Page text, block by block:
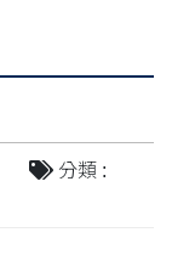
分類 :